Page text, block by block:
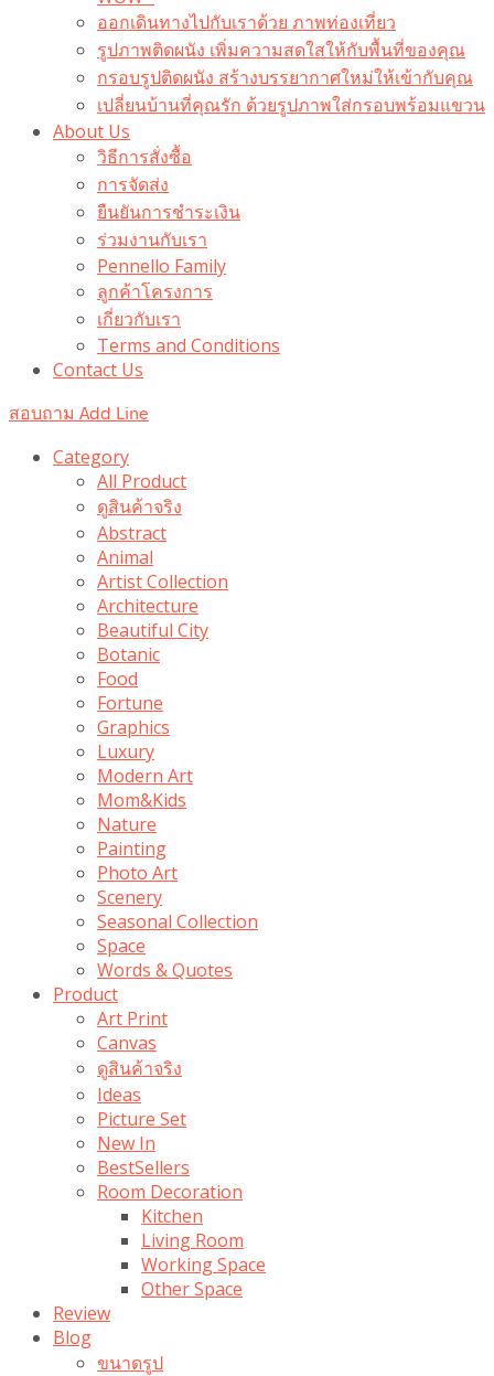
ออกเดินทางไปกับเราด้วย ภาพท่องเที่ยว
รูปภาพติดผนัง เพิ่มความสดใสให้กับพื้นที่ของคุณ
กรอบรูปติดผนัง สร้างบรรยากาศใหม่ให้เข้ากับคุณ
เปลี่ยนบ้านที่คุณรัก ด้วยรูปภาพใส่กรอบพร้อมแขวน​
About Us
วิธีการสั่งซื้อ
การจัดส่ง
ยืนยันการชำระเงิน
ร่วมงานกับเรา
Pennello Family
ลูกค้าโครงการ
เกี่ยวกับเรา
Terms and Conditions
Contact Us
สอบถาม Add Line
Category
All Product
ดูสินค้าจริง
Abstract
Animal
Artist Collection
Architecture
Beautiful City
Botanic
Food
Fortune
Graphics
Luxury
Modern Art
Mom&Kids
Nature
Painting
Photo Art
Scenery
Seasonal Collection
Space
Words & Quotes
Product
Art Print
Canvas
ดูสินค้าจริง
Ideas
Picture Set
New In
BestSellers
Room Decoration
Kitchen
Living Room
Working Space
Other Space
Review
Blog
ขนาดรูป